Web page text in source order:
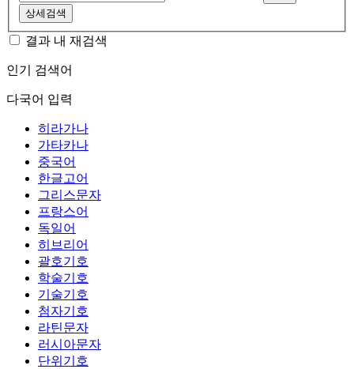
상세검색
결과 내 재검색
인기 검색어
다국어 입력
히라가나
가타카나
중국어
한글고어
그리스문자
프랑스어
독일어
히브리어
괄호기호
학술기호
기술기호
첨자기호
라틴문자
러시아문자
단위기호